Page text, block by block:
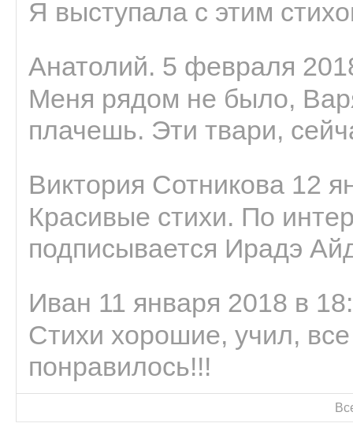
Я выступала с этим
Анатолий. 5 февраля
Меня рядом не было,
плачешь. Эти твари,
Виктория Сотникова 12
Красивые стихи. По
подписывается Ирадэ
Иван 11 января 2018 в
Стихи хорошие, учил,
понравилось!!!